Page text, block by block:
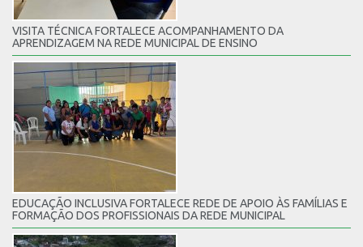
VISITA TÉCNICA FORTALECE ACOMPANHAMENTO DA
APRENDIZAGEM NA REDE MUNICIPAL DE ENSINO
EDUCAÇÃO INCLUSIVA FORTALECE REDE DE APOIO ÀS FAMÍLIAS E
FORMAÇÃO DOS PROFISSIONAIS DA REDE MUNICIPAL